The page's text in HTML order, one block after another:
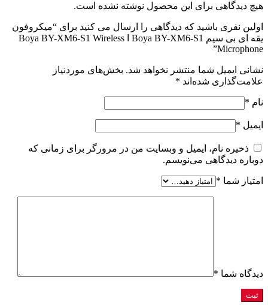
هیچ دیدگاهی برای این محصول نوشته نشده است.
اولین نفری باشید که دیدگاهی را ارسال می کنید برای “میکروفون
یقه ای بی سیم Boya BY-XM6-S1 ا Boya BY-XM6-S1 Wireless
Microphone”
نشانی ایمیل شما منتشر نخواهد شد. بخش‌های موردنیاز
علامت‌گذاری شده‌اند *
نام *
ایمیل *
ذخیره نام، ایمیل و وبسایت من در مرورگر برای زمانی که
دوباره دیدگاهی می‌نویسم.
امتیاز شما *
دیدگاه شما *